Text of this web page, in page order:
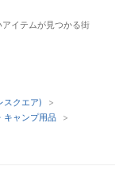
イテムが見つかる街
スクエア)
キャンプ用品